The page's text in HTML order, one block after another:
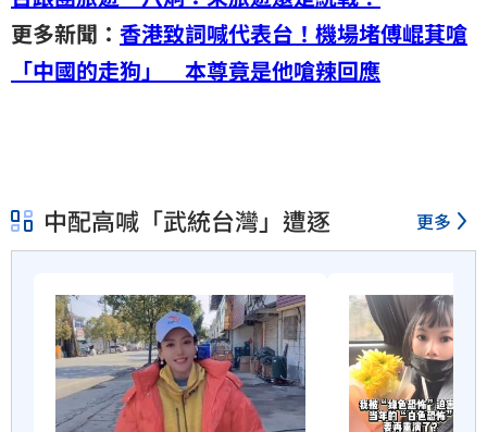
更多新聞： 香港致詞喊代表台！機場堵傅崐萁嗆
「中國的走狗」 本尊竟是他嗆辣回應
中配高喊「武統台灣」遭逐 更多